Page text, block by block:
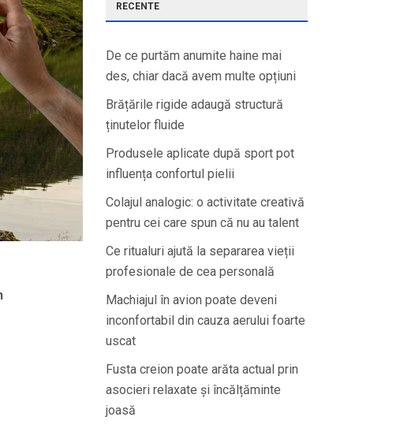
RECENTE
De ce purtăm anumite haine mai
des, chiar dacă avem multe opțiuni
Brățările rigide adaugă structură
ținutelor fluide
Produsele aplicate după sport pot
influența confortul pielii
Colajul analogic: o activitate creativă
pentru cei care spun că nu au talent
Ce ritualuri ajută la separarea vieții
profesionale de cea personală
Machiajul în avion poate deveni
inconfortabil din cauza aerului foarte
uscat
Fusta creion poate arăta actual prin
asocieri relaxate și încălțăminte
joasă